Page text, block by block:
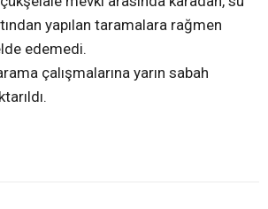
yapılan taramalara rağmen
edemedi.
çalışmalarına yarın sabah